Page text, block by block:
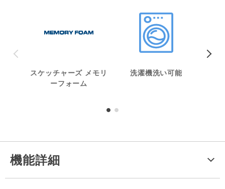
スケッチャーズ メモリ
ーフォーム
洗濯機洗い可能
機能詳細